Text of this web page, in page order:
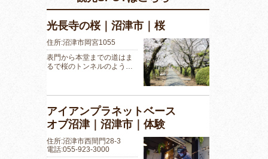
光長寺の桜｜沼津市｜桜
住所:沼津市岡宮1055
表門から本堂までの道はま
るで桜のトンネルのよう…
アイアンプラネットベース
オブ沼津｜沼津市｜体験
住所:沼津市西間門28-3
電話:055-923-3000